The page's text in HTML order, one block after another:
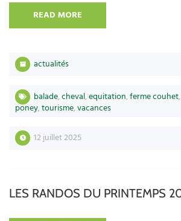
READ MORE
actualités
balade,cheval,equitation,ferme couhet,
poney,tourisme,vacances
12 juillet 2025
LES RANDOS DU PRINTEMPS